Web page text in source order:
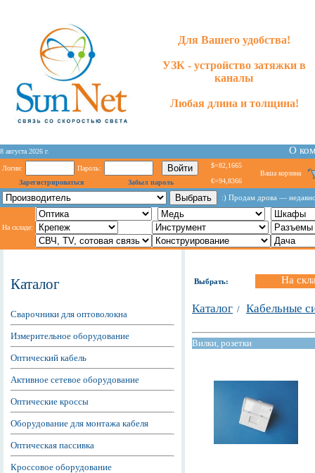
Для Вашего удобства!
УЗК - устройство затяжки в
каналы
Любая длина и толщина!
8 августа 2026 г. О
Логин:
Пароль:
Зарегистрироваться
Забыл пароль
$=82,1665
€=94,8366
Ваша корзина
:) Продам дрова —
На складе:
Каталог
Сварочники для оптоволокна
Измерительное оборудование
Оптический кабель
Активное сетевое оборудование
Оптические кроссы
Оборудование для монтажа кабеля
Оптическая пассивка
Кроссовое оборудование
Выбрать: На
Каталог / Кабельные
Вилки, розетки